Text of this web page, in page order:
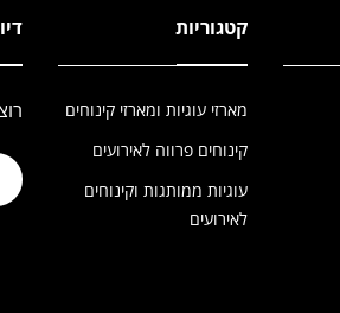
קטגוריות
מארזי עוגיות ומארזי קינוחים
קינוחים פרווה לאירועים
עוגיות ממותגות וקינוחים
לאירועים